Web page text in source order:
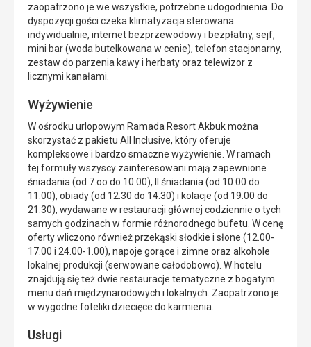
zaopatrzono je we wszystkie, potrzebne udogodnienia. Do
dyspozycji gości czeka klimatyzacja sterowana
indywidualnie, internet bezprzewodowy i bezpłatny, sejf,
mini bar (woda butelkowana w cenie), telefon stacjonarny,
zestaw do parzenia kawy i herbaty oraz telewizor z
licznymi kanałami.
Wyżywienie
W ośrodku urlopowym Ramada Resort Akbuk można
skorzystać z pakietu All Inclusive, który oferuje
kompleksowe i bardzo smaczne wyżywienie. W ramach
tej formuły wszyscy zainteresowani mają zapewnione
śniadania (od 7.oo do 10.00), II śniadania (od 10.00 do
11.00), obiady (od 12.30 do 14.30) i kolacje (od 19.00 do
21.30), wydawane w restauracji głównej codziennie o tych
samych godzinach w formie różnorodnego bufetu. W cenę
oferty wliczono również przekąski słodkie i słone (12.00-
17.00 i 24.00-1.00), napoje gorące i zimne oraz alkohole
lokalnej produkcji (serwowane całodobowo). W hotelu
znajdują się też dwie restauracje tematyczne z bogatym
menu dań międzynarodowych i lokalnych. Zaopatrzono je
w wygodne foteliki dziecięce do karmienia.
Usługi